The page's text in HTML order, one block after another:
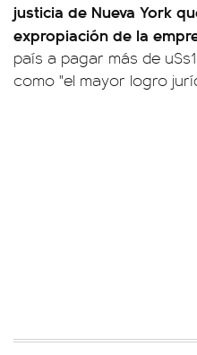
justicia de Nueva York
expropiación de la
país a pagar más de
como "el mayor logro